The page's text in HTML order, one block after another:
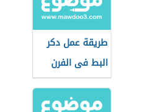
طريقة عمل دكر
البط فى الفرن